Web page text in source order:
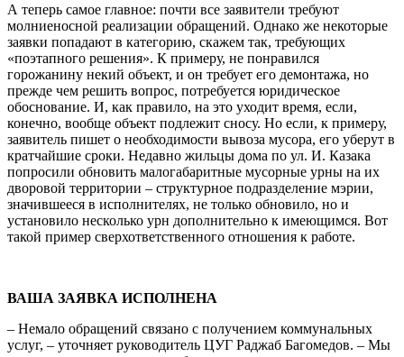
А теперь самое главное: почти все заявители требуют
молниеносной реализации обращений. Однако же некоторые
заявки попадают в категорию, скажем так, требующих
«поэтапного решения». К примеру, не понравился
горожанину некий объект, и он требует его демонтажа, но
прежде чем решить вопрос, потребуется юридическое
обоснование. И, как правило, на это уходит время, если,
конечно, вообще объект подлежит сносу. Но если, к примеру,
заявитель пишет о необходимости вывоза мусора, его уберут в
кратчайшие сроки. Недавно жильцы дома по ул. И. Казака
попросили обновить малогабаритные мусорные урны на их
дворовой территории – структурное подразделение мэрии,
значившееся в исполнителях, не только обновило, но и
установило несколько урн дополнительно к имеющимся. Вот
такой пример сверхответственного отношения к работе.
ВАША ЗАЯВКА ИСПОЛНЕНА
– Немало обращений связано с получением коммунальных
услуг, – уточняет руководитель ЦУГ Раджаб Багомедов. – Мы